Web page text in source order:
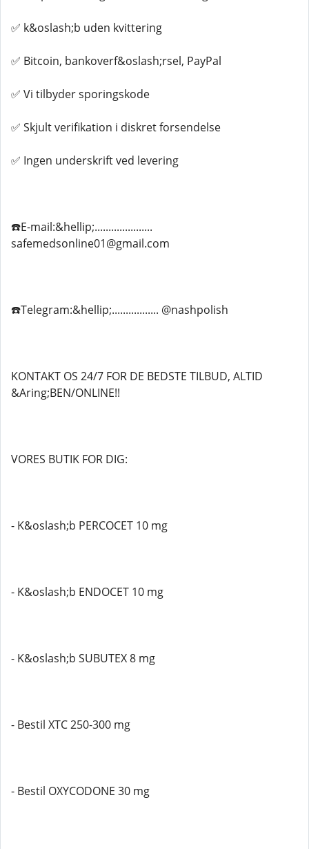
✅ k&oslash;b uden kvittering
✅ Bitcoin, bankoverf&oslash;rsel, PayPal
✅ Vi tilbyder sporingskode
✅ Skjult verifikation i diskret forsendelse
✅ Ingen underskrift ved levering
☎️E-mail:&hellip;.....................
safemedsonline01@gmail.com
☎️Telegram:&hellip;................. @nashpolish
KONTAKT OS 24/7 FOR DE BEDSTE TILBUD, ALTID
&Aring;BEN/ONLINE!!
VORES BUTIK FOR DIG:
- K&oslash;b PERCOCET 10 mg
- K&oslash;b ENDOCET 10 mg
- K&oslash;b SUBUTEX 8 mg
- Bestil XTC 250-300 mg
- Bestil OXYCODONE 30 mg